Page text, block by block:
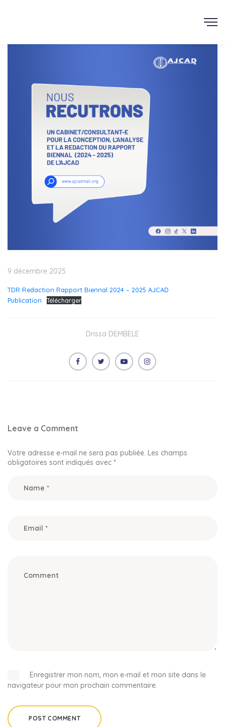
9 décembre 2025
TDR Redaction Rapport Biennal 2024 – 2025 AJCAD
Publication
Télécharger
Drissa DEMBELE
Leave a Comment
Votre adresse e-mail ne sera pas publiée. Les champs
obligatoires sont indiqués avec *
Enregistrer mon nom, mon e-mail et mon site dans le
navigateur pour mon prochain commentaire.